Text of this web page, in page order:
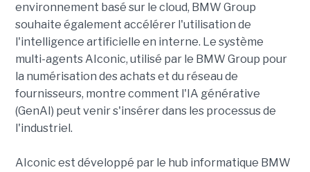
environnement basé sur le cloud, BMW Group
souhaite également accélérer l'utilisation de
l'intelligence artificielle en interne. Le système
multi-agents AIconic, utilisé par le BMW Group pour
la numérisation des achats et du réseau de
fournisseurs, montre comment l'IA générative
(GenAI) peut venir s'insérer dans les processus de
l'industriel.
AIconic est développé par le hub informatique BMW